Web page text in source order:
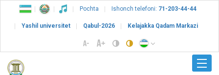
Pochta Ishonch telefoni: 71-203-44-44
Yashil universitet Qabul-2026 Kelajakka Qadam Markazi